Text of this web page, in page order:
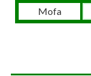
Mofa